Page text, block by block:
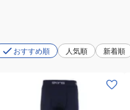
おすすめ順 人気順 新着順